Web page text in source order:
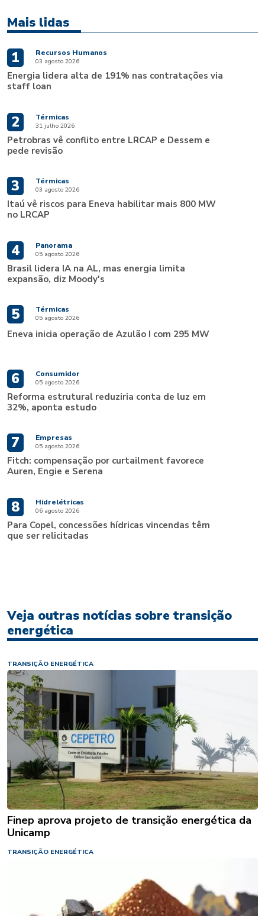
Mais lidas
1 Recursos Humanos
03 agosto 2026
Energia lidera alta de 191% nas contratações via
staff loan
2 Térmicas
31 julho 2026
Petrobras vê conflito entre LRCAP e Dessem e
pede revisão
3 Térmicas
03 agosto 2026
Itaú vê riscos para Eneva habilitar mais 800 MW
no LRCAP
4 Panorama
05 agosto 2026
Brasil lidera IA na AL, mas energia limita
expansão, diz Moody's
5 Térmicas
05 agosto 2026
Eneva inicia operação de Azulão I com 295 MW
6 Consumidor
05 agosto 2026
Reforma estrutural reduziria conta de luz em
32%, aponta estudo
7 Empresas
05 agosto 2026
Fitch: compensação por curtailment favorece
Auren, Engie e Serena
8 Hidrelétricas
06 agosto 2026
Para Copel, concessões hídricas vincendas têm
que ser relicitadas
Veja outras notícias sobre transição
energética
TRANSIÇÃO ENERGÉTICA
Finep aprova projeto de transição energética da
Unicamp
TRANSIÇÃO ENERGÉTICA